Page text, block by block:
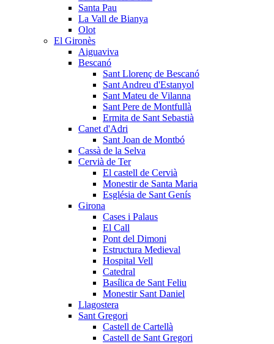
Santa Pau
La Vall de Bianya
Olot
El Gironès
Aiguaviva
Bescanó
Sant Llorenç de Bescanó
Sant Andreu d'Estanyol
Sant Mateu de Vilanna
Sant Pere de Montfullà
Ermita de Sant Sebastià
Canet d'Adri
Sant Joan de Montbó
Cassà de la Selva
Cervià de Ter
El castell de Cervià
Monestir de Santa Maria
Església de Sant Genís
Girona
Cases i Palaus
El Call
Pont del Dimoni
Estructura Medieval
Hospital Vell
Catedral
Basílica de Sant Feliu
Monestir Sant Daniel
Llagostera
Sant Gregori
Castell de Cartellà
Castell de Sant Gregori